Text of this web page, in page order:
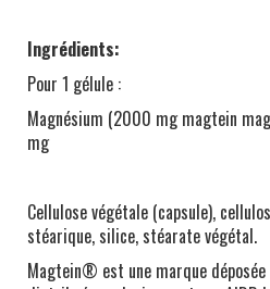
Ingrédients:
Pour 1 gélule :
Magnésium (2000 mg magtein
mg
Cellulose végétale (capsule),
stéarique, silice, stéarate végétal.
Magtein® est une marque